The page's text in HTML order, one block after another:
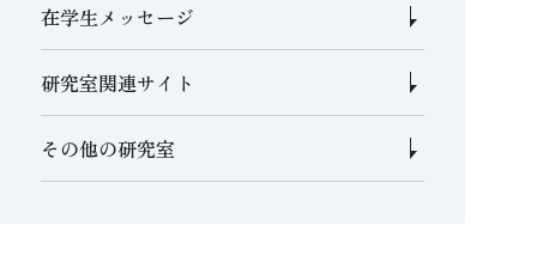
在学生メッセージ
研究室関連サイト
その他の研究室